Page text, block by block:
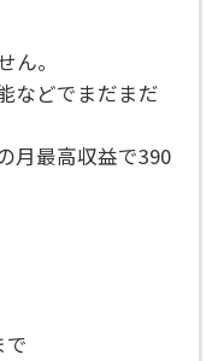
。
などでまだまだ
月最高収益で390
で